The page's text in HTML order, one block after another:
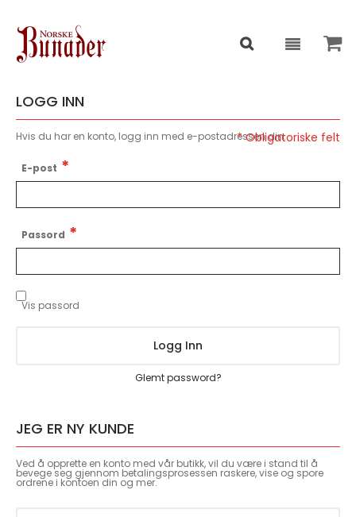
LOGG INN
Hvis du har en konto, logg inn med e-postadressen din.
E-post
Passord
Vis passord
Logg Inn
Glemt password?
JEG ER NY KUNDE
Ved å opprette en konto med vår butikk, vil du være i stand til å
bevege seg gjennom betalingsprosessen raskere, vise og spore
ordrene i kontoen din og mer.